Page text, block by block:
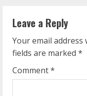
u
e
R
e
Leave a Reply
Your email
fields are marked *
Comment*